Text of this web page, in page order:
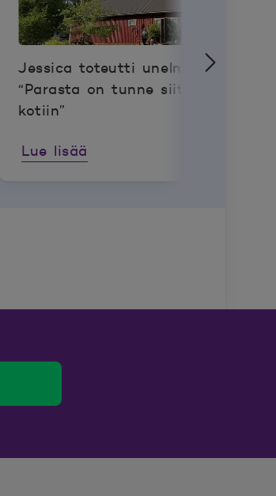
Jessica toteutti unelmansa:
“Parasta on tunne siitä, että tulee
kotiin”
Lue lisää